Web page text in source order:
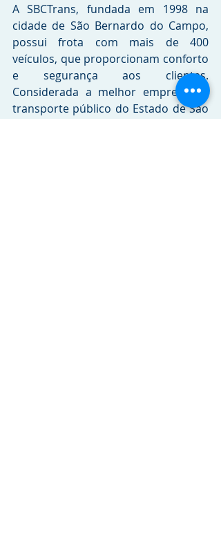
A SBCTrans, fundada em 1998 na
cidade de São Bernardo do Campo,
possui frota com mais de 400
veículos, que proporcionam conforto
e segurança aos clientes.
Considerada a melhor empresa de
transporte público do Estado de São